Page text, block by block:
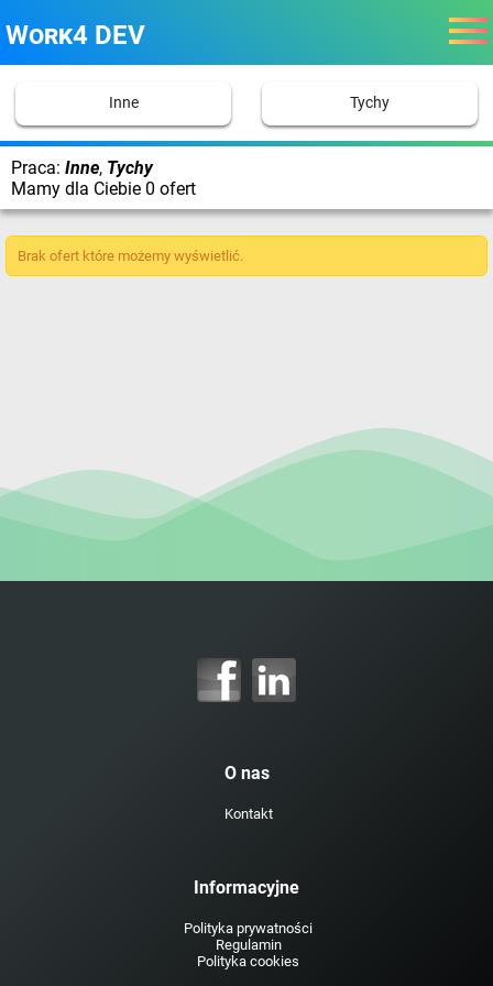
Work4 DEV
Inne Tychy
Praca: Inne, Tychy
Mamy dla Ciebie 0 ofert
Brak ofert które możemy wyświetlić.
O nas
Kontakt
Informacyjne
Polityka prywatności
Regulamin
Polityka cookies